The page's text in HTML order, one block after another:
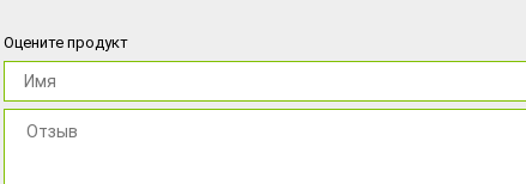
Оцените продукт